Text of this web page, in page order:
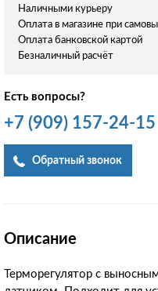
Наличными курьеру
Оплата в магазине при
Оплата банковской картой
Безналичный расчёт
Есть вопросы?
+7 (909) 157-24-15
Обратный звонок
Описание
Терморегулятор с